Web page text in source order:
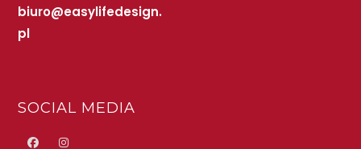
biuro@easylifedesign.
pl
SOCIAL MEDIA